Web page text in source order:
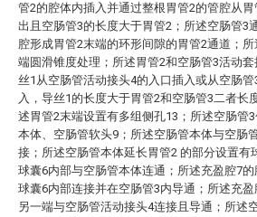
管2的腔体内插入并通过整根胃管2的管腔从胃
出且空肠管3的长度大于胃管2；所述空肠管3
腔形成胃管2末端的环形间隙的胃管2通道；
端圆滑锥度处理；所述胃管2和空肠管3活动套
丝1从空肠管活动接头4的入口插入或从空肠管
入，导丝1的长度大于胃管2和空肠管3二者长
述胃管2末端设置有多组侧孔13；所述空肠管
本体、空肠管软头9；所述空肠管本体与空肠
接；所述空肠管本体延长胃管2 的部分设置有
球囊6内部与空肠管本体连通；所述充盈腔7
球囊6内部连接并在空肠管3内导通；所述充盈
另一端与空肠管活动接头4连接且导通；所述